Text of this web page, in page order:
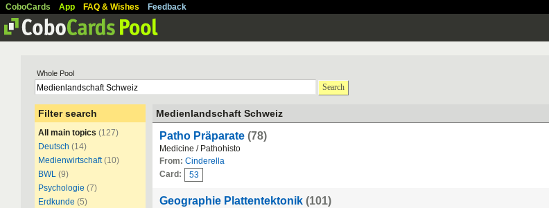
CoboCards App FAQ & Wishes Feedback
Whole Pool
Search
Filter search
All main topics (127)
Deutsch (14)
Medienwirtschaft (10)
BWL (9)
Psychologie (7)
Erdkunde (5)
Medienlandschaft Schweiz
Patho Präparate (78)
Medicine / Pathohisto
From: Cinderella
Card:
53
Geographie Plattentektonik (101)